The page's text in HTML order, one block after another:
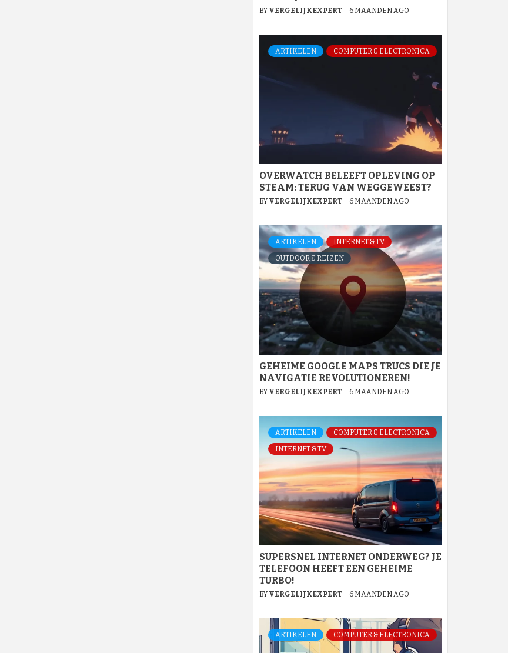
BY VERGELIJKEXPERT 6 MAANDEN AGO
ARTIKELEN COMPUTER & ELECTRONICA
OVERWATCH BELEEFT OPLEVING OP
STEAM: TERUG VAN WEGGEWEEST?
BY VERGELIJKEXPERT 6 MAANDEN AGO
ARTIKELEN
INTERNET & TV
OUTDOOR & REIZEN
GEHEIME GOOGLE MAPS TRUCS DIE JE
NAVIGATIE REVOLUTIONEREN!
BY VERGELIJKEXPERT 6 MAANDEN AGO
ARTIKELEN
COMPUTER & ELECTRONICA
INTERNET & TV
SUPERSNEL INTERNET ONDERWEG? JE
TELEFOON HEEFT EEN GEHEIME
TURBO!
BY VERGELIJKEXPERT 6 MAANDEN AGO
ARTIKELEN COMPUTER & ELECTRONICA